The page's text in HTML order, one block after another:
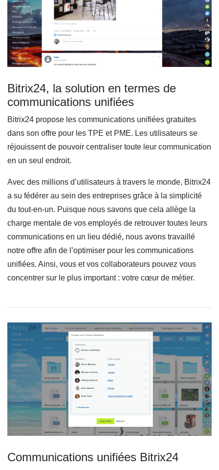
Bitrix24, la solution en termes de
communications unifiées
Bitrix24 propose les communications unifiées gratuites
dans son offre pour les TPE et PME. Les utilisateurs se
réjouissent de pouvoir centraliser toute leur communication
en un seul endroit.
Avec des millions d’utilisateurs à travers le monde, Bitrix24
a su fédérer au sein des entreprises grâce à la simplicité
du tout-en-un. Puisque nous savons que cela allège la
charge mentale de vos employés de retrouver toutes leurs
communications en un lieu dédié, nous avons travaillé
notre offre afin de l’optimiser pour les communications
unifiées. Ainsi, vous et vos collaborateurs pouvez vous
concentrer sur le plus important : votre cœur de métier.
Communications unifiées Bitrix24